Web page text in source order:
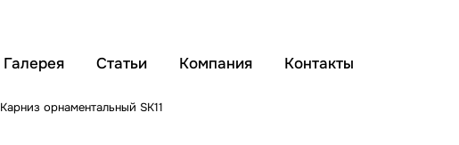
Галерея Статьи Компания Контакты
Карниз орнаментальный SK11